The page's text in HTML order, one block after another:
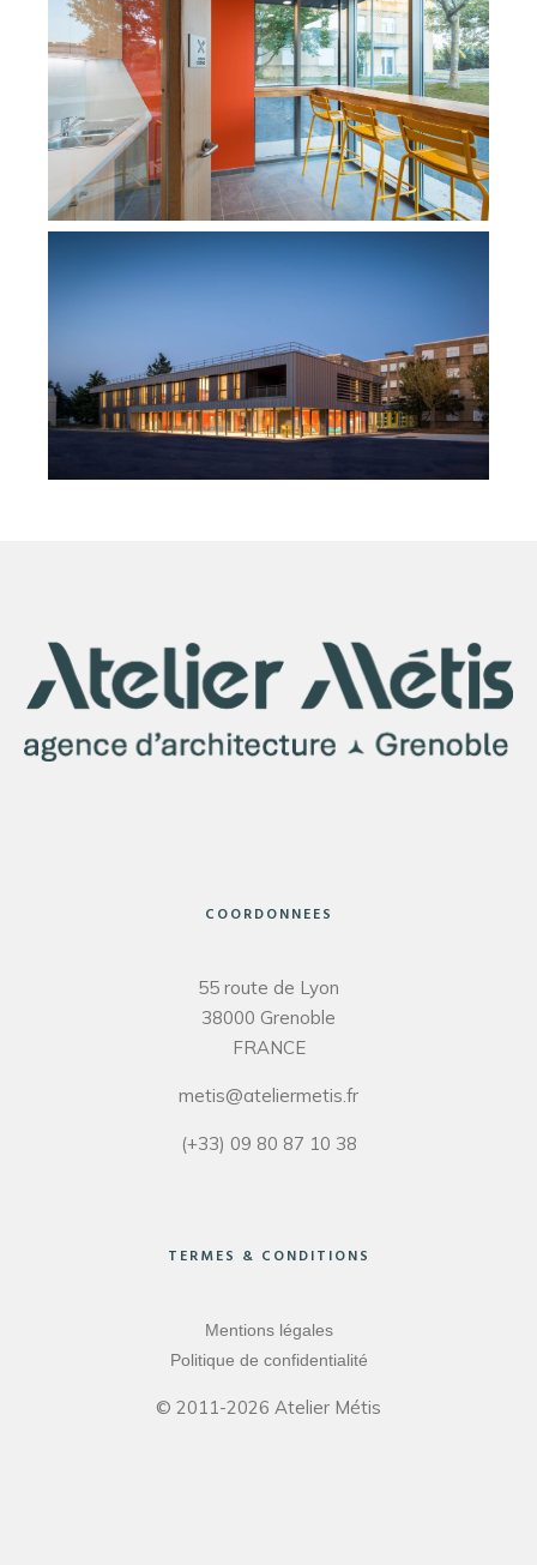
COORDONNEES
55 route de Lyon
38000 Grenoble
FRANCE
metis@ateliermetis.fr
(+33) 09 80 87 10 38
TERMES & CONDITIONS
Mentions légales
Politique de confidentialité
© 2011-2026 Atelier Métis